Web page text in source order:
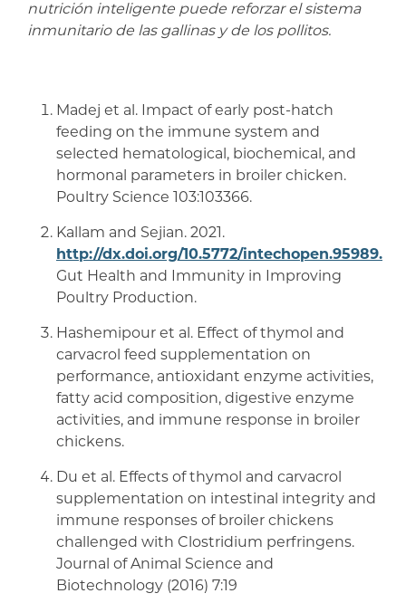
nutrición inteligente puede reforzar el sistema
inmunitario de las gallinas y de los pollitos.
Madej et al. Impact of early post-hatch
feeding on the immune system and
selected hematological, biochemical, and
hormonal parameters in broiler chicken.
Poultry Science 103:103366.
Kallam and Sejian. 2021.
http://dx.doi.org/10.5772/intechopen.95989.
Gut Health and Immunity in Improving
Poultry Production.
Hashemipour et al. Effect of thymol and
carvacrol feed supplementation on
performance, antioxidant enzyme activities,
fatty acid composition, digestive enzyme
activities, and immune response in broiler
chickens.
Du et al. Effects of thymol and carvacrol
supplementation on intestinal integrity and
immune responses of broiler chickens
challenged with Clostridium perfringens.
Journal of Animal Science and
Biotechnology (2016) 7:19